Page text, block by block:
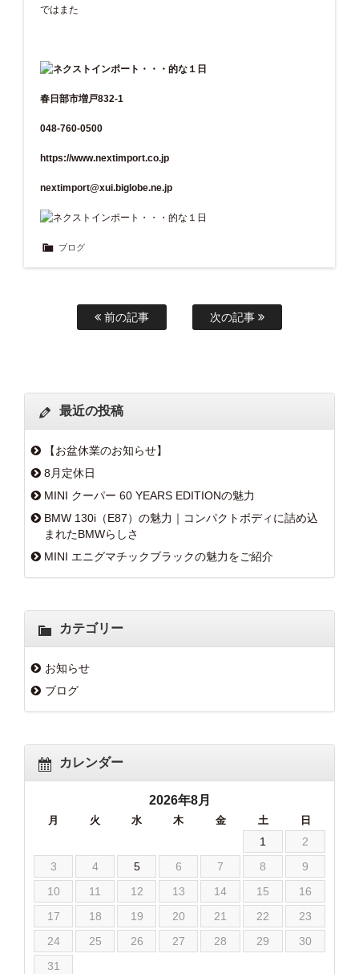
ではまた
春日部市増戸832-1
048-760-0500
https://www.nextimport.co.jp
nextimport@xui.biglobe.ne.jp
ブログ
前の記事 次の記事
最近の投稿
【お盆休業のお知らせ】
8月定休日
MINI クーパー 60 YEARS EDITIONの魅力
BMW 130i（E87）の魅力｜コンパクトボディに詰め込
まれたBMWらしさ
MINI エニグマチックブラックの魅力をご紹介
カテゴリー
お知らせ
ブログ
カレンダー
2026年8月
月 火 水 木 金 土 日
1
2
3
4 5 6 7 8
9
10
11 12 13 14 15
16
17
18 19 20 21 22
23
24
25 26 27 28 29
30
31